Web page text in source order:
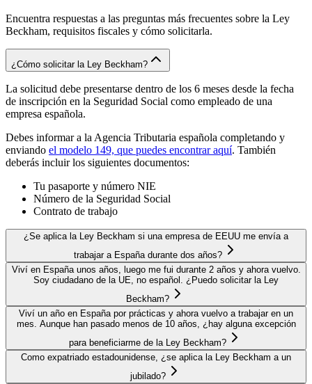
Encuentra respuestas a las preguntas más frecuentes sobre la Ley
Beckham, requisitos fiscales y cómo solicitarla.
¿Cómo solicitar la Ley Beckham?
La solicitud debe presentarse dentro de los 6 meses desde la fecha
de inscripción en la Seguridad Social como empleado de una
empresa española.
Debes informar a la Agencia Tributaria española completando y
enviando el modelo 149, que puedes encontrar aquí. También
deberás incluir los siguientes documentos:
Tu pasaporte y número NIE
Número de la Seguridad Social
Contrato de trabajo
¿Se aplica la Ley Beckham si una empresa de EEUU me envía a
trabajar a España durante dos años?
Viví en España unos años, luego me fui durante 2 años y ahora vuelvo.
Soy ciudadano de la UE, no español. ¿Puedo solicitar la Ley
Beckham?
Viví un año en España por prácticas y ahora vuelvo a trabajar en un
mes. Aunque han pasado menos de 10 años, ¿hay alguna excepción
para beneficiarme de la Ley Beckham?
Como expatriado estadounidense, ¿se aplica la Ley Beckham a un
jubilado?